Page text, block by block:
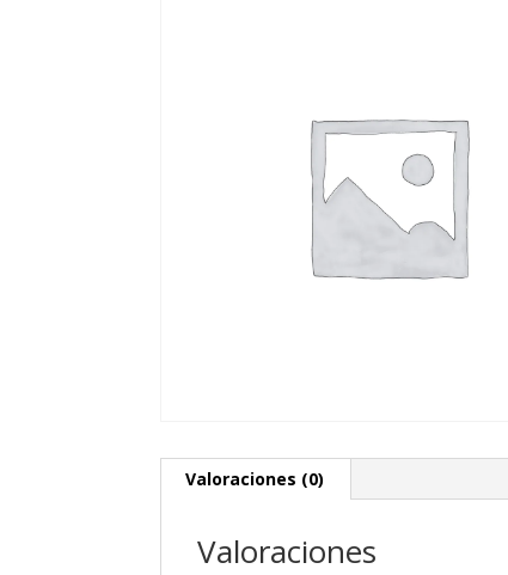
Valoraciones (0)
Valoraciones